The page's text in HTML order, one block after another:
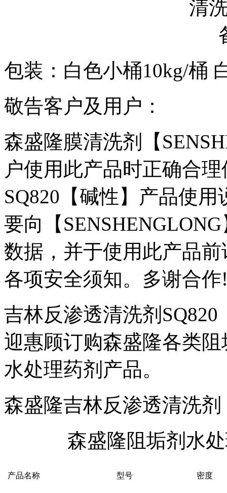
包装：白色小桶10kg/桶
敬告客户及用户：
森盛隆膜清洗剂【
户使用此产品时正确合
SQ820【碱性】产品使
要向【
数据，并于使用此产品
各项安全须知。多谢合作
吉林反渗透清洗剂
迎惠顾订购森盛隆各类
水处理药剂产品。
森盛隆吉林反渗透清洗剂
森盛隆阻垢剂水
产品名称 型号 密度